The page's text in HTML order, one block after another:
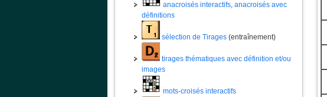
anacroisés interactifs, anacroisés avec
définitions
sélection de Tirages (entraînement)
tirages thématiques avec définition et/ou
images
mots-croisés interactifs